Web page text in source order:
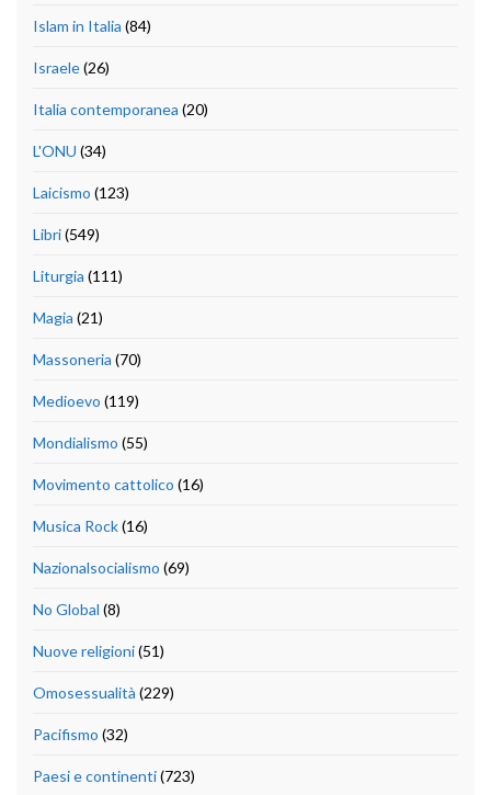
Islam in Italia (84)
Israele(26)
Italia contemporanea (20)
L'ONU (34)
Laicismo (123)
Libri(549)
Liturgia (111)
Magia (21)
Massoneria (70)
Medioevo (119)
Mondialismo (55)
Movimento cattolico (16)
Musica Rock(16)
Nazionalsocialismo (69)
No Global (8)
Nuove religioni(51)
Omosessualità (229)
Pacifismo (32)
Paesi e continenti(723)